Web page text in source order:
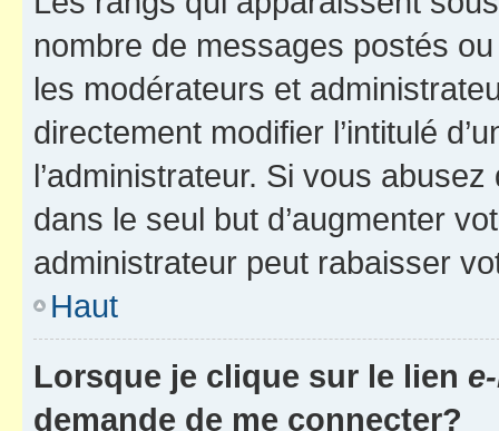
nombre de messages postés
les modérateurs et
directement modifier l’intitulé
l’administrateur. Si vous
dans le seul but d’augmenter
administrateur peut rabaisser
Haut
Lorsque je clique sur le lien
demande de me connecter?